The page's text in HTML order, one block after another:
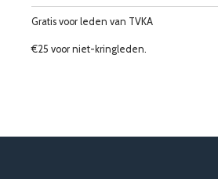
Gratis voor leden van TVKA
€25 voor niet-kringleden.